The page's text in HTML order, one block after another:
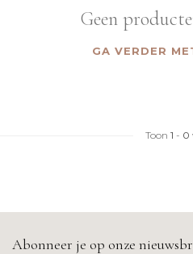
Geen
GA VERDER
Toon 1 - 0
Abonneer je op onze